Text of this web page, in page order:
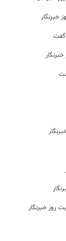
خبرنگار
گفت
روز خبرنگار